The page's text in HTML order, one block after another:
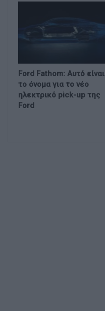
Ford Fathom: Αυτό είναι
το όνομα για το νέο
ηλεκτρικό pick-up της
Ford